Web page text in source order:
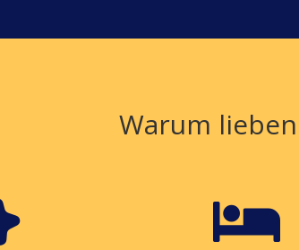
Warum
